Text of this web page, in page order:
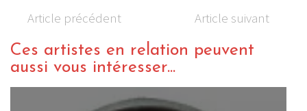
Article précédent Article suivant
Ces artistes en relation peuvent
aussi vous intéresser...